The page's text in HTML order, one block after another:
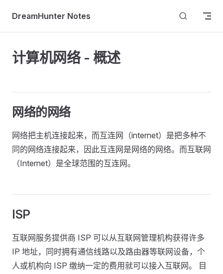
Skip to content
DreamHunter Notes
计算机网络 - 概述
网络的网络
网络把主机连接起来，而互连网（internet）是把多种不
同的网络连接起来，因此互连网是网络的网络。而互联网
（Internet）是全球范围的互连网。
ISP
互联网服务提供商 ISP 可以从互联网管理机构获得许多
IP 地址，同时拥有通信线路以及路由器等联网设备，个
人或机构向 ISP 缴纳一定的费用就可以接入互联网。 目